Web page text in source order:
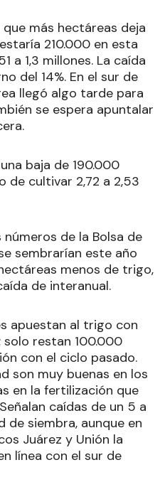
más hectáreas deja
210.000 en esta
a 1,3 millones. La caída
del 14%. En el sur de
llegó algo tarde para
se espera apuntalar
baja de 190.000
de cultivar 2,72 a 2,53
de la Bolsa de
sembrarían este año
menos de trigo,
de interanual.
apuestan al trigo con
solo restan 100.000
con el ciclo pasado.
son muy buenas en los
en la fertilización que
caídas de un 5 a
de siembra, aunque en
Juárez y Unión la
línea con el sur de